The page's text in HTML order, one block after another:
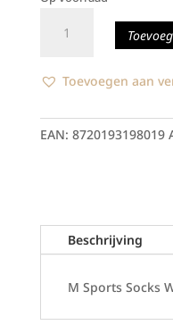
Sports
White-
aantal
Toevoegen aan
EAN: 8720193198019
Beschrijving
M Sports Socks